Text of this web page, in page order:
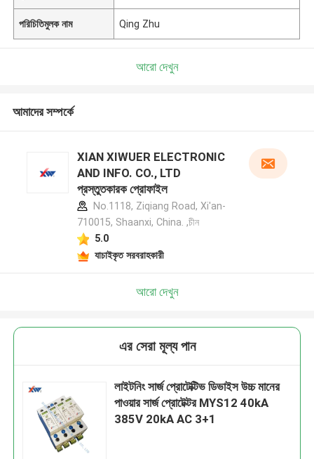
পরিচিতিমুলক নাম Qing Zhu
আরো দেখুন
আমাদের সম্পর্কে
XIAN XIWUER ELECTRONIC
AND INFO. CO., LTD
প্রস্তুতকারক প্রোফাইল
No.1118, Ziqiang Road, Xi'an-
710015, Shaanxi, China. ,চীন
5.0
যাচাইকৃত সরবরাহকারী
আরো দেখুন
এর সেরা মূল্য পান
লাইটনিং সার্জ প্রোটেক্টিভ ডিভাইস উচ্চ মানের
পাওয়ার সার্জ প্রোটেক্টর MYS12 40kA
385V 20kA AC 3+1